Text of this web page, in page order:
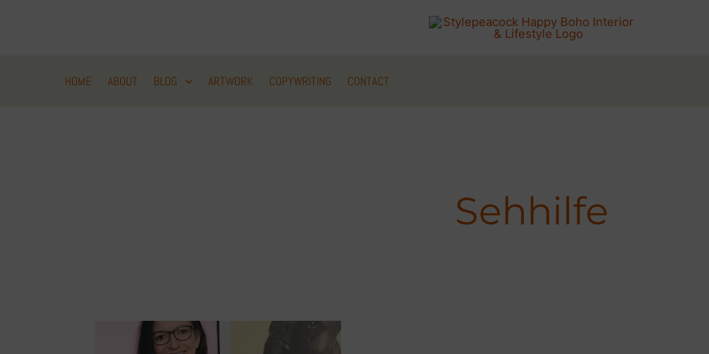
HOME ABOUT BLOG ARTWORK COPYWRITING CONTACT
Sehhilfe